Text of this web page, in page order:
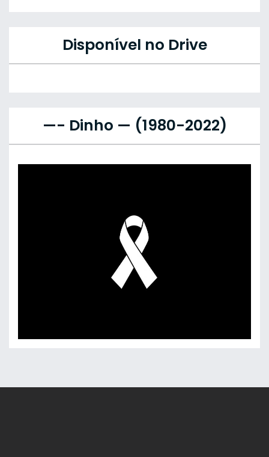
Disponível no Drive
—- Dinho — (1980-2022)